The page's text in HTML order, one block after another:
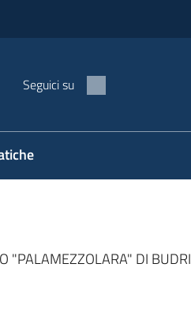
Seguici su
"PALAMEZZOLARA" DI